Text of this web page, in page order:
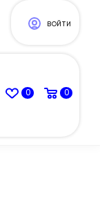
ВОЙТИ
0 0